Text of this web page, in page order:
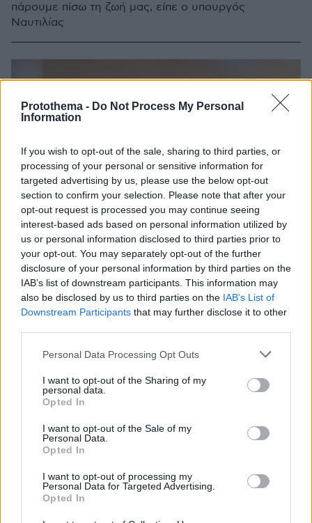
Protothema - Do Not Process My Personal
Information
If you wish to opt-out of the sale, sharing to third parties, or
processing of your personal or sensitive information for
targeted advertising by us, please use the below opt-out
section to confirm your selection. Please note that after your
opt-out request is processed you may continue seeing
interest-based ads based on personal information utilized by
us or personal information disclosed to third parties prior to
your opt-out. You may separately opt-out of the further
disclosure of your personal information by third parties on the
IAB’s list of downstream participants. This information may
also be disclosed by us to third parties on the IAB’s List of
Downstream Participants that may further disclose it to other
Please note that this website/app uses one or more Google
not limited to your visit or usage behaviour. You may click to
grant or deny consent to Google and its third-party tags to
use your data for below specified purposes in below Google
consent section.
Personal Data Processing Opt Outs
I want to opt-out of the Sharing of my
personal data.
Opted In
I want to opt-out of the Sale of my
Personal Data.
Opted In
I want to opt-out of processing my
Personal Data for Targeted Advertising.
Opted In
πάρουμε πίσω τη ζωή μας, είπε ο υπουργός
Ναυτιλίας
Η πρώτη γέννηση στην Κρήτη για το 2021: Ένα
υγιέστατο αγοράκι στο Ηράκλειο